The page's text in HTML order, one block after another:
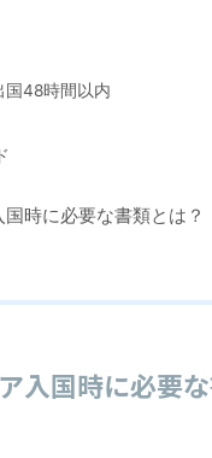
国48時間以内
時に必要な書類とは？
入国時に必要